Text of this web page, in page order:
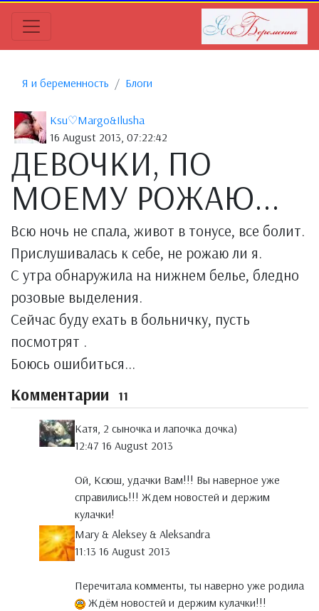
Я и беременность Блоги
Ksu♡Margo&Ilusha
16 August 2013, 07:22:42
ДЕВОЧКИ, ПО
МОЕМУ РОЖАЮ...
Всю ночь не спала, живот в тонусе, все болит.
Прислушивалась к себе, не рожаю ли я.
С утра обнаружила на нижнем белье, бледно
розовые выделения.
Сейчас буду ехать в больничку, пусть
посмотрят .
Боюсь ошибиться...
Комментарии 11
Катя, 2 сыночка и лапочка дочка)
12:47 16 August 2013
Ой, Ксюш, удачки Вам!!! Вы наверное уже
справились!!! Ждем новостей и держим
кулачки!
Mary & Aleksey & Aleksandra
11:13 16 August 2013
Перечитала комменты, ты наверно уже родила
Ждём новостей и держим кулачки!!!